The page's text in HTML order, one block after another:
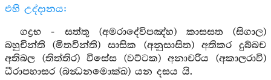
එහි උද්දානය:
ගද්‍රභ - සත්තු (අමරාදේවිපඤ්හ) කාසසත (සිගාල)
බහුචින්ති (මිතවින්ති) සාසික (අනුසාසිත) අතිකර දුබ්බච
අතිබල (තිත්තිර) විසේස (වට්ටක) අනාචරිය (අකාලරාවි)
ධීරාපහාසර (බන්‍ධනමොක්ඛ) යන දසය යි.